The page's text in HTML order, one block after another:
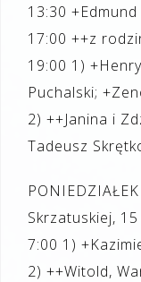
13:30
17:00 ++z
19:00 1)
Puchalski;
2) ++Janina i
Tadeusz
Skrzatuskiej,
7:00 1)
2) ++Witold,